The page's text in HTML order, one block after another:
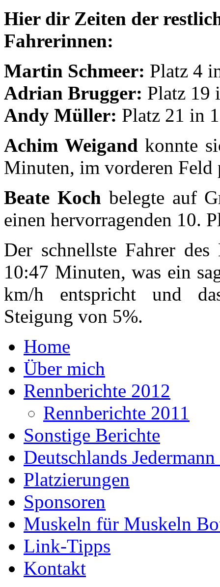
Hier dir Zeiten der
Fahrerinnen:
Martin Schmeer: Platz 4
Adrian Brugger: Platz 19
Andy Müller: Platz 21 in
Achim Weigand konnte
Minuten, im vorderen Feld
Beate Koch belegte auf
einen hervorragenden 10.
Der schnellste Fahrer des
10:47 Minuten, was ein
km/h entspricht und
Steigung von 5%.
Home
Über mich
Rennberichte 2012
Rennberichte 2011
Sonstige Berichte
Deutschlands
Platzierungen
Sponsoren
Muskeln für Muskeln
Link-Tipps
Kontakt